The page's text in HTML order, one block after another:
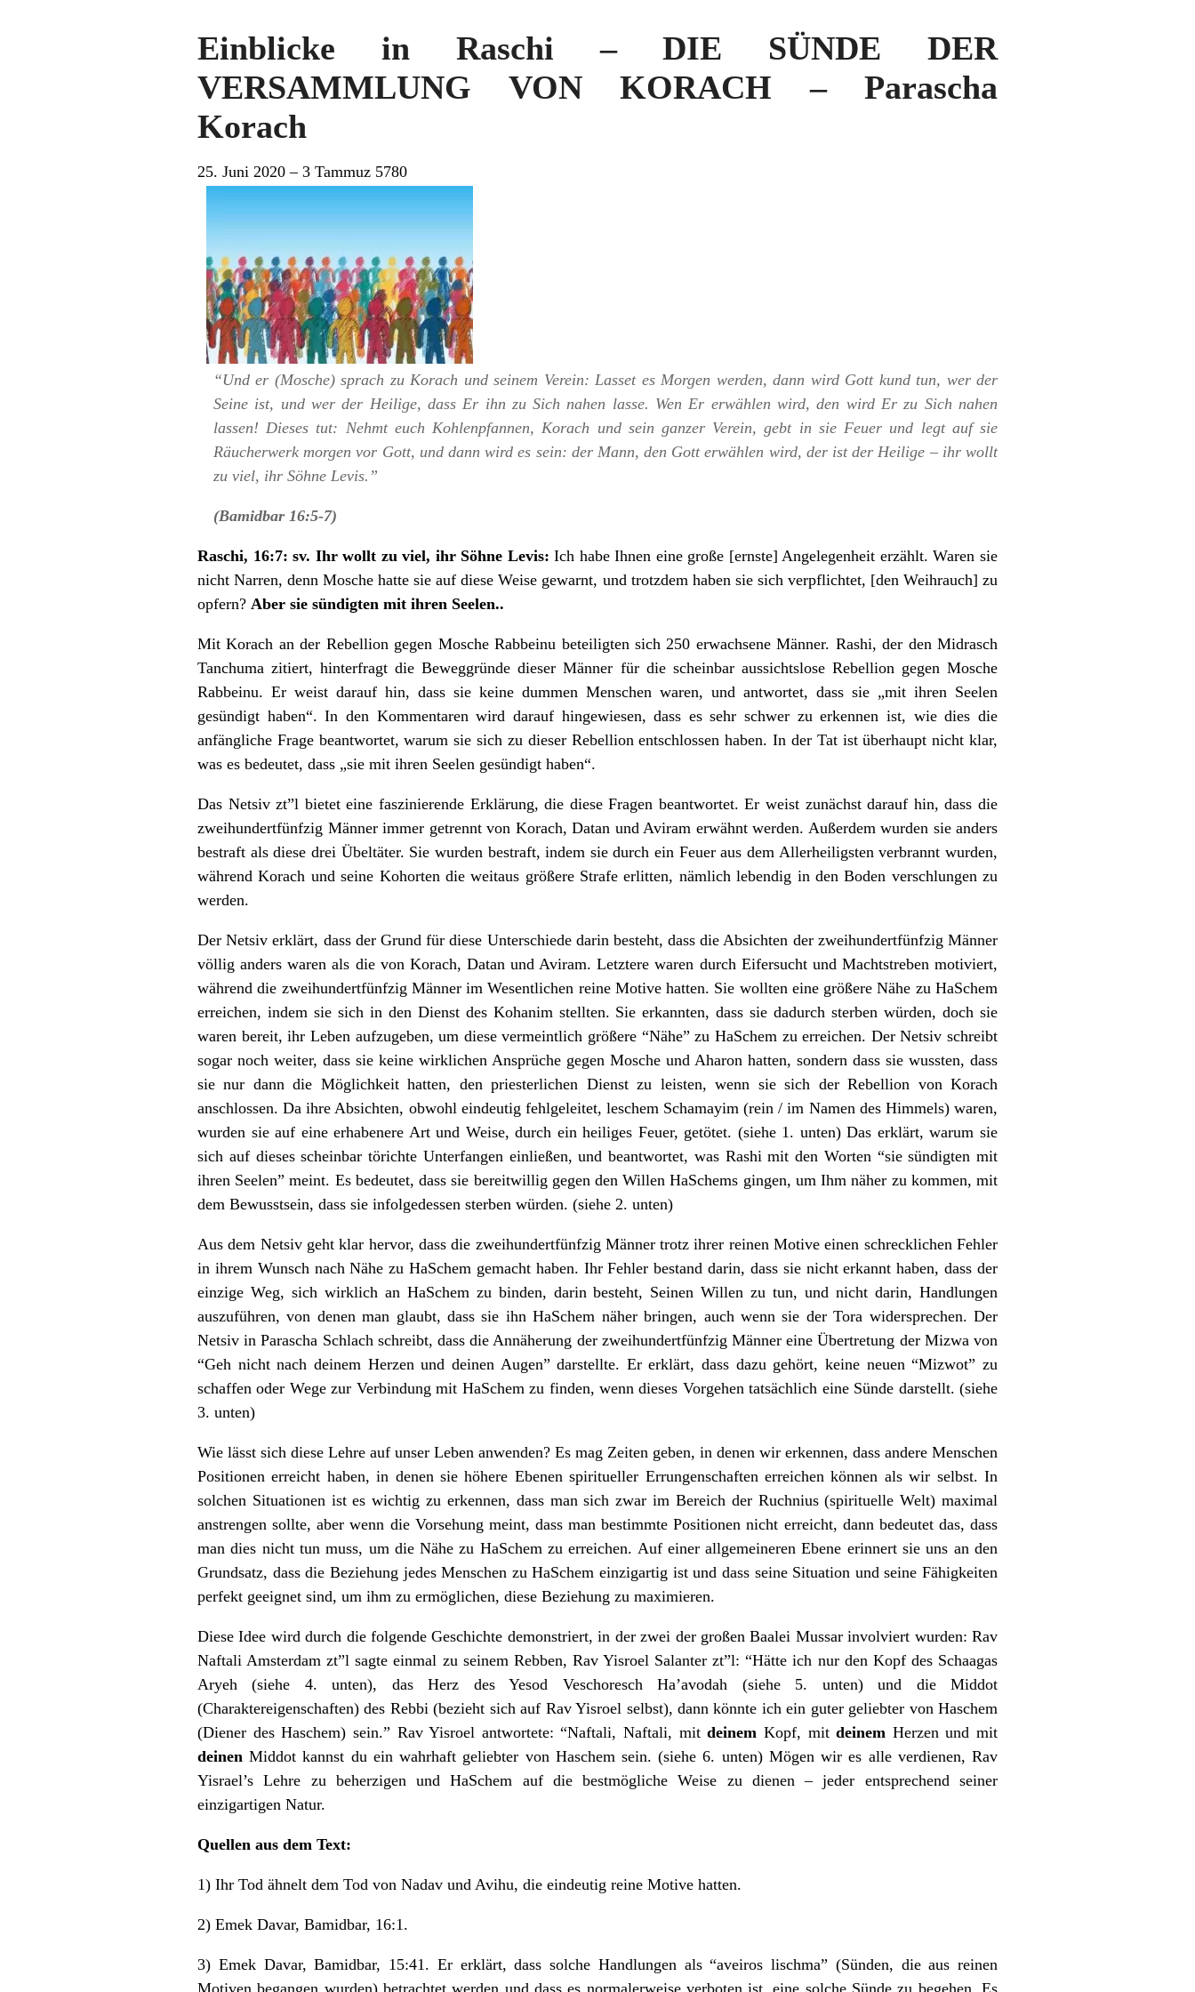
Einblicke in Raschi – DIE SÜNDE DER
VERSAMMLUNG VON KORACH – Parascha
Korach
25. Juni 2020 – 3 Tammuz 5780
“Und er (Mosche) sprach zu Korach und seinem Verein: Lasset es Morgen werden, dann wird Gott kund tun, wer der
Seine ist, und wer der Heilige, dass Er ihn zu Sich nahen lasse. Wen Er erwählen wird, den wird Er zu Sich nahen
lassen! Dieses tut: Nehmt euch Kohlenpfannen, Korach und sein ganzer Verein, gebt in sie Feuer und legt auf sie
Räucherwerk morgen vor Gott, und dann wird es sein: der Mann, den Gott erwählen wird, der ist der Heilige – ihr wollt
zu viel, ihr Söhne Levis.”
(Bamidbar 16:5-7)
Raschi, 16:7: sv. Ihr wollt zu viel, ihr Söhne Levis: Ich habe Ihnen eine große [ernste] Angelegenheit erzählt. Waren sie
nicht Narren, denn Mosсhe hatte sie auf diese Weise gewarnt, und trotzdem haben sie sich verpflichtet, [den Weihrauch] zu
opfern? Aber sie sündigten mit ihren Seelen..
Mit Korach an der Rebellion gegen Mosсhe Rabbeinu beteiligten sich 250 erwachsene Männer. Rashi, der den Midrasch
Tanchuma zitiert, hinterfragt die Beweggründe dieser Männer für die scheinbar aussichtslose Rebellion gegen Mosche
Rabbeinu. Er weist darauf hin, dass sie keine dummen Menschen waren, und antwortet, dass sie „mit ihren Seelen
gesündigt haben“. In den Kommentaren wird darauf hingewiesen, dass es sehr schwer zu erkennen ist, wie dies die
anfängliche Frage beantwortet, warum sie sich zu dieser Rebellion entschlossen haben. In der Tat ist überhaupt nicht klar,
was es bedeutet, dass „sie mit ihren Seelen gesündigt haben“.
Das Netsiv zt”l bietet eine faszinierende Erklärung, die diese Fragen beantwortet. Er weist zunächst darauf hin, dass die
zweihundertfünfzig Männer immer getrennt von Korach, Datan und Aviram erwähnt werden. Außerdem wurden sie anders
bestraft als diese drei Übeltäter. Sie wurden bestraft, indem sie durch ein Feuer aus dem Allerheiligsten verbrannt wurden,
während Korach und seine Kohorten die weitaus größere Strafe erlitten, nämlich lebendig in den Boden verschlungen zu
werden.
Der Netsiv erklärt, dass der Grund für diese Unterschiede darin besteht, dass die Absichten der zweihundertfünfzig Männer
völlig anders waren als die von Korach, Datan und Aviram. Letztere waren durch Eifersucht und Machtstreben motiviert,
während die zweihundertfünfzig Männer im Wesentlichen reine Motive hatten. Sie wollten eine größere Nähe zu HaSchem
erreichen, indem sie sich in den Dienst des Kohanim stellten. Sie erkannten, dass sie dadurch sterben würden, doch sie
waren bereit, ihr Leben aufzugeben, um diese vermeintlich größere “Nähe” zu HaSchem zu erreichen. Der Netsiv schreibt
sogar noch weiter, dass sie keine wirklichen Ansprüche gegen Mosche und Aharon hatten, sondern dass sie wussten, dass
sie nur dann die Möglichkeit hatten, den priesterlichen Dienst zu leisten, wenn sie sich der Rebellion von Korach
anschlossen. Da ihre Absichten, obwohl eindeutig fehlgeleitet, leschem Schamayim (rein / im Namen des Himmels) waren,
wurden sie auf eine erhabenere Art und Weise, durch ein heiliges Feuer, getötet. (siehe 1. unten) Das erklärt, warum sie
sich auf dieses scheinbar törichte Unterfangen einließen, und beantwortet, was Rashi mit den Worten “sie sündigten mit
ihren Seelen” meint. Es bedeutet, dass sie bereitwillig gegen den Willen HaSchems gingen, um Ihm näher zu kommen, mit
dem Bewusstsein, dass sie infolgedessen sterben würden. (siehe 2. unten)
Aus dem Netsiv geht klar hervor, dass die zweihundertfünfzig Männer trotz ihrer reinen Motive einen schrecklichen Fehler
in ihrem Wunsch nach Nähe zu HaSchem gemacht haben. Ihr Fehler bestand darin, dass sie nicht erkannt haben, dass der
einzige Weg, sich wirklich an HaSchem zu binden, darin besteht, Seinen Willen zu tun, und nicht darin, Handlungen
auszuführen, von denen man glaubt, dass sie ihn HaSchem näher bringen, auch wenn sie der Tora widersprechen. Der
Netsiv in Parascha Schlach schreibt, dass die Annäherung der zweihundertfünfzig Männer eine Übertretung der Mizwa von
“Geh nicht nach deinem Herzen und deinen Augen” darstellte. Er erklärt, dass dazu gehört, keine neuen “Mizwot” zu
schaffen oder Wege zur Verbindung mit HaSchem zu finden, wenn dieses Vorgehen tatsächlich eine Sünde darstellt. (siehe
3. unten)
Wie lässt sich diese Lehre auf unser Leben anwenden? Es mag Zeiten geben, in denen wir erkennen, dass andere Menschen
Positionen erreicht haben, in denen sie höhere Ebenen spiritueller Errungenschaften erreichen können als wir selbst. In
solchen Situationen ist es wichtig zu erkennen, dass man sich zwar im Bereich der Ruchnius (spirituelle Welt) maximal
anstrengen sollte, aber wenn die Vorsehung meint, dass man bestimmte Positionen nicht erreicht, dann bedeutet das, dass
man dies nicht tun muss, um die Nähe zu HaSchem zu erreichen. Auf einer allgemeineren Ebene erinnert sie uns an den
Grundsatz, dass die Beziehung jedes Menschen zu HaSchem einzigartig ist und dass seine Situation und seine Fähigkeiten
perfekt geeignet sind, um ihm zu ermöglichen, diese Beziehung zu maximieren.
Diese Idee wird durch die folgende Geschichte demonstriert, in der zwei der großen Baalei Mussar involviert wurden: Rav
Naftali Amsterdam zt”l sagte einmal zu seinem Rebben, Rav Yisroel Salanter zt”l: “Hätte ich nur den Kopf des Schaagas
Aryeh (siehe 4. unten), das Herz des Yesod Veschoresch Ha’avodah (siehe 5. unten) und die Middot
(Charaktereigenschaften) des Rebbi (bezieht sich auf Rav Yisroel selbst), dann könnte ich ein guter geliebter von Haschem
(Diener des Haschem) sein.” Rav Yisroel antwortete: “Naftali, Naftali, mitdeinem Kopf, mitdeinem Herzen und mit
deinen Middot kannst du ein wahrhaft geliebter von Haschem sein. (siehe 6. unten) Mögen wir es alle verdienen, Rav
Yisrael’s Lehre zu beherzigen und HaSchem auf die bestmögliche Weise zu dienen – jeder entsprechend seiner
einzigartigen Natur.
Quellen aus dem Text:
1) Ihr Tod ähnelt dem Tod von Nadav und Avihu, die eindeutig reine Motive hatten.
2) Emek Davar, Bamidbar, 16:1.
3) Emek Davar, Bamidbar, 15:41. Er erklärt, dass solche Handlungen als “aveiros lischma” (Sünden, die aus reinen
Motiven begangen wurden) betrachtet werden und dass es normalerweise verboten ist, eine solche Sünde zu begehen. Es